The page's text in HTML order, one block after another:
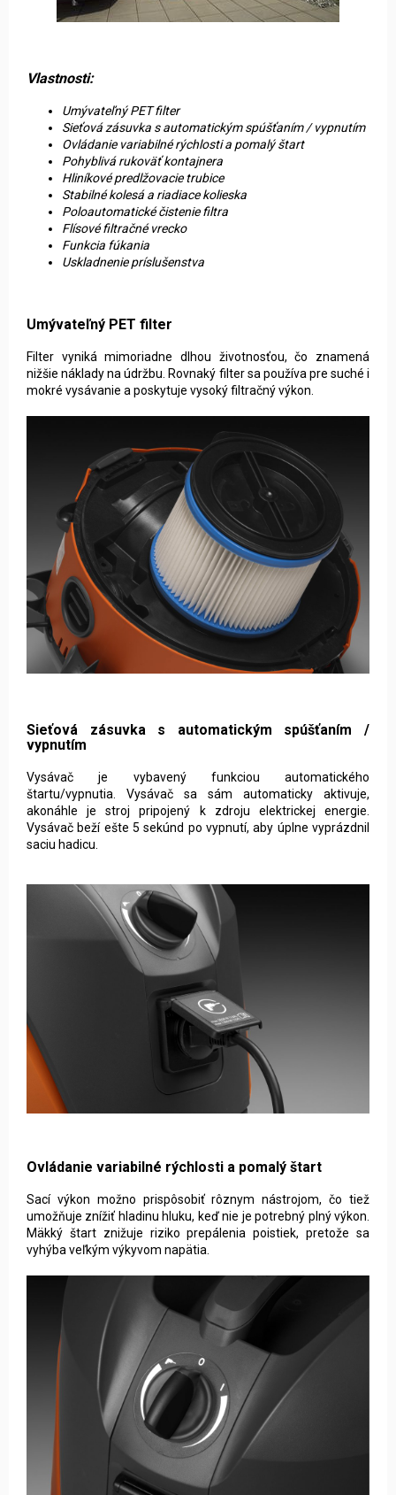
Vlastnosti:
Umývateľný PET filter
Sieťová zásuvka s automatickým spúšťaním / vypnutím
Ovládanie variabilné rýchlosti a pomalý štart
Pohyblivá rukoväť kontajnera
Hliníkové predlžovacie trubice
Stabilné kolesá a riadiace kolieska
Poloautomatické čistenie filtra
Flísové filtračné vrecko
Funkcia fúkania
Uskladnenie príslušenstva
Umývateľný PET filter
Filter vyniká mimoriadne dlhou životnosťou, čo znamená
nižšie náklady na údržbu. Rovnaký filter sa používa pre suché i
mokré vysávanie a poskytuje vysoký filtračný výkon.
Sieťová zásuvka s automatickým spúšťaním /
vypnutím
Vysávač je vybavený funkciou automatického
štartu/vypnutia. Vysávač sa sám automaticky aktivuje,
akonáhle je stroj pripojený k zdroju elektrickej energie.
Vysávač beží ešte 5 sekúnd po vypnutí, aby úplne vyprázdnil
saciu hadicu.
Ovládanie variabilné rýchlosti a pomalý štart
Sací výkon možno prispôsobiť rôznym nástrojom, čo tiež
umožňuje znížiť hladinu hluku, keď nie je potrebný plný výkon.
Mäkký štart znižuje riziko prepálenia poistiek, pretože sa
vyhýba veľkým výkyvom napätia.